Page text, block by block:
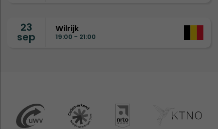
23
sep
Wilrijk
19:00 - 21:00